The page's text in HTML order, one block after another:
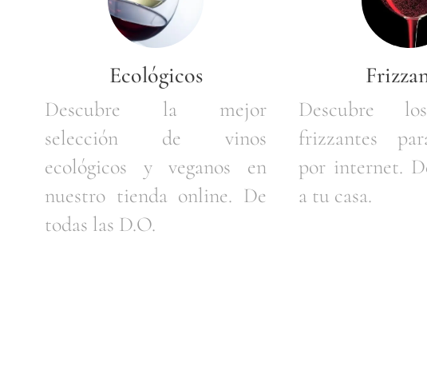
Ecológicos
Descubre la mejor
selección de vinos
ecológicos y veganos en
nuestro tienda online. De
todas las D.O.
Descubre
frizzantes
por internet.
a tu casa.